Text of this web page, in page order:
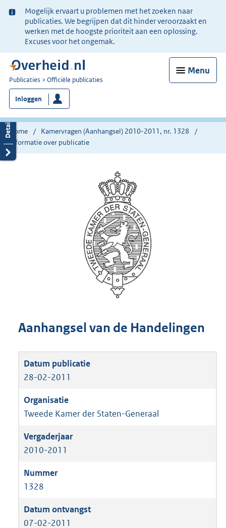
Ter
informatie:
Mogelijk ervaart u problemen met het zoeken naar
publicaties. We begrijpen dat dit hinder veroorzaakt en
werken met de hoogste prioriteit aan een oplossing.
Excuses voor het ongemak.
Menu
U
bent
nu
hier:
Publicaties Officiële publicaties
Inloggen
Home
Kamervragen (Aanhangsel) 2010-2011, nr. 1328
Informatie over publicatie
Aanhangsel van de Handelingen
28-02-2011
Tweede Kamer der Staten-Generaal
2010-2011
1328
07-02-2011